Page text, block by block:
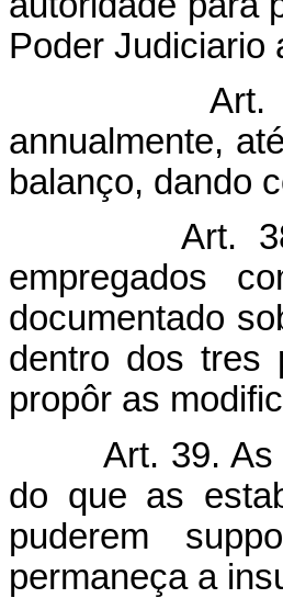
Poder Judiciario
Art.
annualmente,
balanço, dando
Art.
empregados
documentado
dentro dos tres
propôr as
Art. 39.
do que as
puderem
permaneça a